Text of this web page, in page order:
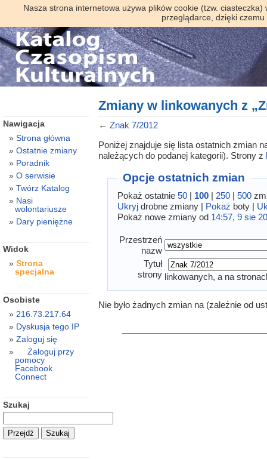
Nasza strona internetowa używa plików cookie (tzw.
przeglądarce, dzięki
Zmiany w linkowanych z
← Znak 7/2012
Poniżej znajduje się lista ostatnich zmian
należących do podanej kategorii). Strony z
Opcje ostatnich zmian
Pokaż ostatnie 50| 100| 250| 500
Ukryjdrobne zmiany | Pokaż boty |
Pokaż nowe zmiany od 14:57, 9 sie
Przestrzeń
nazw
Tytuł
strony linkowanych, a na
Nie było żadnych zmian na (zależnie od
Nawigacja
Strona główna
Ostatnie zmiany
Poradnik
O serwisie
Twórz Katalog
Nasi
wolontariusze
Dary pieniężne
Widok
Strona
specjalna
Osobiste
216.73.217.64
Dyskusja tego IP
Zaloguj się
Zaloguj przy
pomocy
Facebook
Connect
Szukaj